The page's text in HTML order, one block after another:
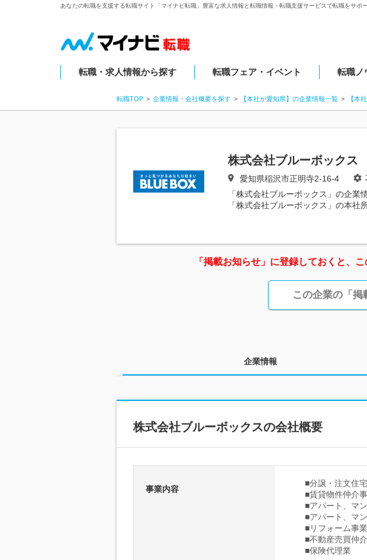
あなたの転職を支援する転職サイト「マイナビ転職」豊富な求人情報と転職情報・転職支援サービスで転職をサポ
転職・求人情報から探す 転職フェア・イベント 転職ノ
転職TOP 企業情報・会社概要を探す 【本社が愛知県】の企業情報一覧 【本
株式会社ブルーボックス
愛知県稲沢市正明寺2-16-4
「株式会社ブルーボックス」の企業
「株式会社ブルーボックス」の本社
「掲載お知らせ」に登録しておくと、
この企業の「掲
企業情報
株式会社ブルーボックスの会社概要
事業内容
■分譲・注文住
■賃貸物件仲介
■アパート、マ
■アパート、マ
■リフォーム事業
■不動産売買仲
■保険代理業